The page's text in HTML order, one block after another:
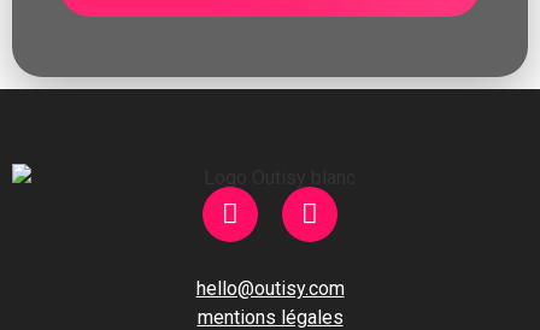
hello@outisy.com
mentions légales